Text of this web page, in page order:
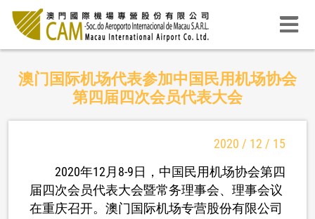
澳门国际机场代表参加中国民用机场协会
第四届四次会员代表大会
2020 / 12 / 15
2020年12月8-9日，中国民用机场协会第四
届四次会员代表大会暨常务理事会、理事会议
在重庆召开。澳门国际机场专营股份有限公司